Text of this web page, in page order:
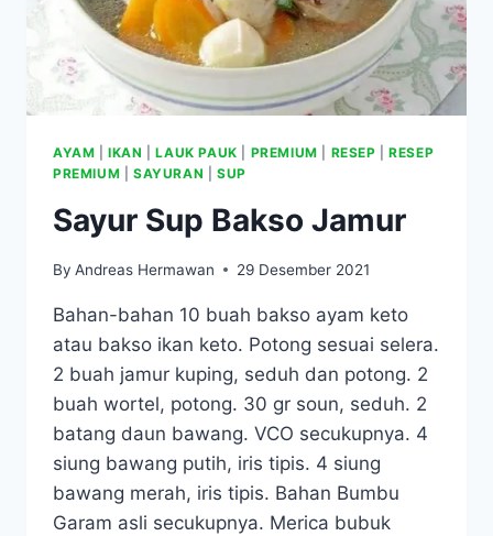
AYAM |IKAN |LAUK PAUK PREMIUM RESEP |RESEP
PREMIUM
SAYURAN SUP
Sayur Sup Bakso Jamur
By Andreas Hermawan 29 Desember 2021
Bahan-bahan 10 buah bakso ayam keto
atau bakso ikan keto. Potong sesuai selera.
2 buah jamur kuping, seduh dan potong. 2
buah wortel, potong. 30 gr soun, seduh. 2
batang daun bawang. VCO secukupnya. 4
siung bawang putih, iris tipis. 4 siung
bawang merah, iris tipis. Bahan Bumbu
Garam asli secukupnya. Merica bubuk